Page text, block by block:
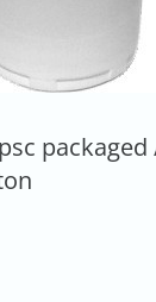
packaged